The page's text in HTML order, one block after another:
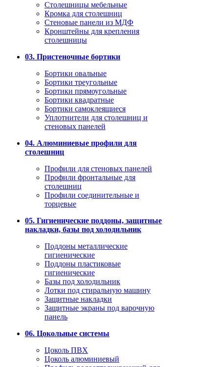
Столешницы мебельные
Кромка для столешниц
Стеновые панели из МДФ
Кронштейны для крепления
столешницы
03. Пристеночные бортики
Бортики овальные
Бортики треугольные
Бортики прямоугольные
Бортики квадратные
Бортики самоклеящиеся
Уплотнители для столешниц и
стеновых панелей
04. Алюминиевые профили для
столешниц
Профили для стеновых панелей
Профили фронтальные для
столешниц
Профили соединительные и
торцевые
05. Гигиенические поддоны, защитные
накладки, базы под холодильник
Поддоны металлические
гигиенические
Поддоны пластиковые
гигиенические
Базы под холодильник
Лотки под стиральную машину
Защитные накладки
Защитные экраны под варочную
панель
06. Цокольные системы
Цоколь ПВХ
Цоколь алюминиевый